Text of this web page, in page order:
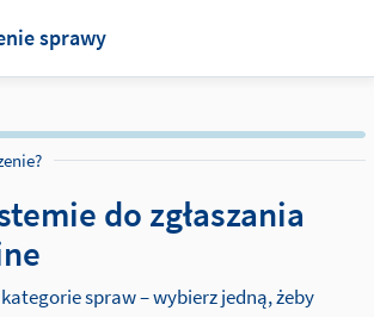
sprawy
do zgłaszania
spraw – wybierz jedną, żeby